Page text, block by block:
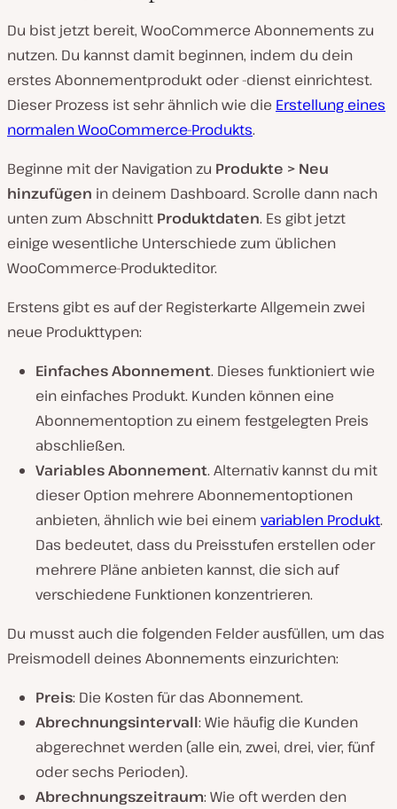
Du bist jetzt bereit, WooCommerce Abonnements zu
nutzen. Du kannst damit beginnen, indem du dein
erstes Abonnementprodukt oder -dienst einrichtest.
Dieser Prozess ist sehr ähnlich wie die Erstellung eines
normalen WooCommerce-Produkts.
Beginne mit der Navigation zu Produkte > Neu
hinzufügen in deinem Dashboard. Scrolle dann nach
unten zum Abschnitt Produktdaten. Es gibt jetzt
einige wesentliche Unterschiede zum üblichen
WooCommerce-Produkteditor.
Erstens gibt es auf der Registerkarte Allgemein zwei
neue Produkttypen:
Einfaches Abonnement. Dieses funktioniert wie
ein einfaches Produkt. Kunden können eine
Abonnementoption zu einem festgelegten Preis
abschließen.
Variables Abonnement. Alternativ kannst du mit
dieser Option mehrere Abonnementoptionen
anbieten, ähnlich wie bei einem variablen Produkt.
Das bedeutet, dass du Preisstufen erstellen oder
mehrere Pläne anbieten kannst, die sich auf
verschiedene Funktionen konzentrieren.
Du musst auch die folgenden Felder ausfüllen, um das
Preismodell deines Abonnements einzurichten:
Preis: Die Kosten für das Abonnement.
Abrechnungsintervall: Wie häufig die Kunden
abgerechnet werden (alle ein, zwei, drei, vier, fünf
oder sechs Perioden).
Abrechnungszeitraum: Wie oft werden den